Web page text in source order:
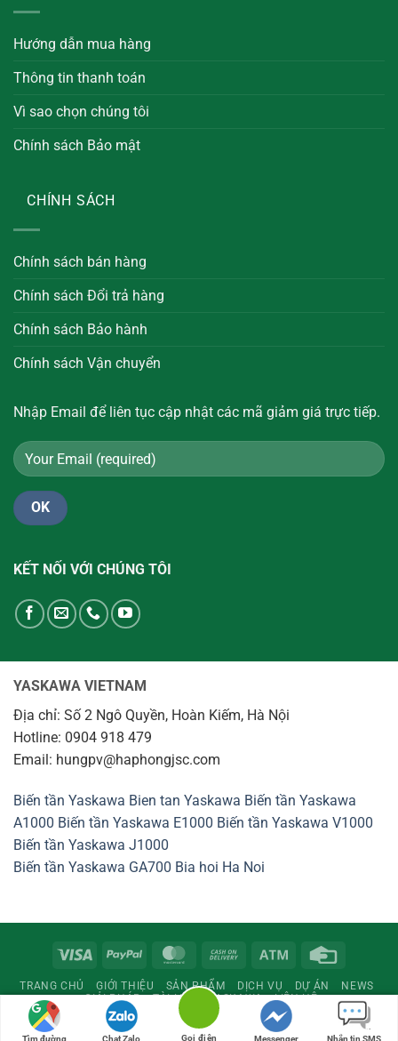
Hướng dẫn mua hàng
Thông tin thanh toán
Vì sao chọn chúng tôi
Chính sách Bảo mật
CHÍNH SÁCH
Chính sách bán hàng
Chính sách Đổi trả hàng
Chính sách Bảo hành
Chính sách Vận chuyển
Nhập Email để liên tục cập nhật các mã giảm giá trực tiếp.
KẾT NỐI VỚI CHÚNG TÔI
YASKAWA VIETNAM
Địa chỉ: Số 2 Ngô Quyền, Hoàn Kiếm, Hà Nội
Hotline: 0904 918 479
Email: hungpv@haphongjsc.com
Biến tần Yaskawa Bien tan Yaskawa Biến tần Yaskawa
A1000 Biến tần Yaskawa E1000 Biến tần Yaskawa V1000
Biến tần Yaskawa J1000
Biến tần Yaskawa GA700 Bia hoi Ha Noi
Visa PayPal MasterCardCash
Delivery
Atm
TRANG CHỦ GIỚI THIỆU SẢN PHẨM DỊCH VỤ DỰ ÁN
NEWS
GIẢI PHÁP
TÀI LIỆU YASKAWA LIÊN HỆ
Copyright 2026 © www.yaskawavietnam.vn
Tìm đường Chat Zalo Gọi điện Messenger Nhắn tin SMS